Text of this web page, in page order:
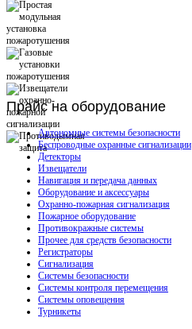
Прайсна оборудование
Автономные системы безопасности
Беспроводные охранные сигнализации
Детекторы
Извещатели
Навигация и передача данных
Оборудование и аксессуары
Охранно-пожарная сигнализация
Пожарное оборудование
Противокражные системы
Прочее для средств безопасности
Регистраторы
Сигнализация
Системы безопасности
Системы контроля перемещения
Системы оповещения
Турникеты